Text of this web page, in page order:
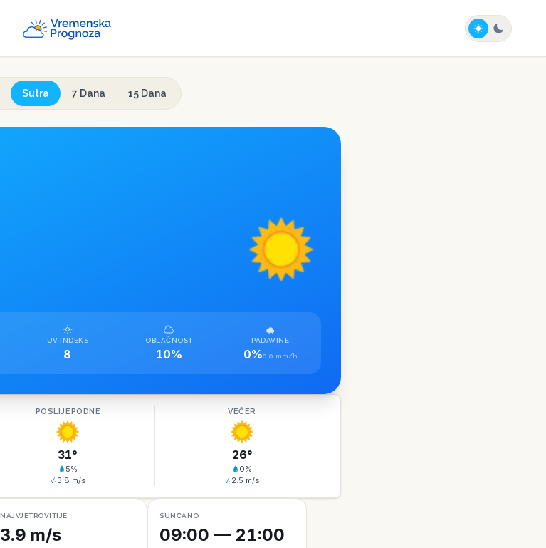
Sutra 7 Dana 15 Dana
UV INDEKS
8
OBLAČNOST
10%
PADAVINE
0%0.0 mm/h
POSLIJEPODNE
31°
5%
3.8 m/s
VEČER
26°
0%
2.5 m/s
NAJVJETROVITIJE
3.9 m/s
SUNČANO
09:00 — 21:00